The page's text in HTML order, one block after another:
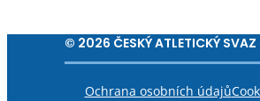
© 2026 ČESKÝ ATLETICKÝ
Ochrana osobních údajů